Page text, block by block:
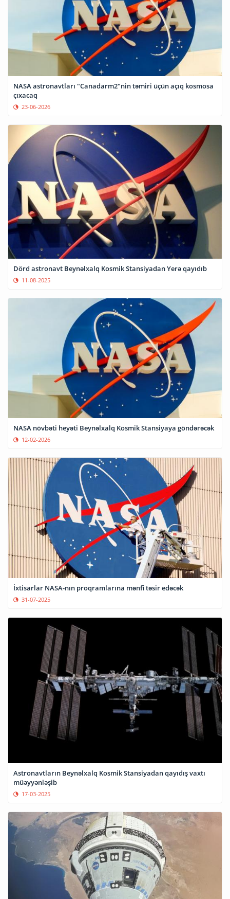
NASA astronavtları "Canadarm2"nin təmiri üçün açıq kosmosa
çıxacaq
23-06-2026
Dörd astronavt Beynəlxalq Kosmik Stansiyadan Yerə qayıdıb
11-08-2025
NASA növbəti heyəti Beynəlxalq Kosmik Stansiyaya göndərəcək
12-02-2026
İxtisarlar NASA-nın proqramlarına mənfi təsir edəcək
31-07-2025
Astronavtların Beynəlxalq Kosmik Stansiyadan qayıdış vaxtı
müəyyənləşib
17-03-2025